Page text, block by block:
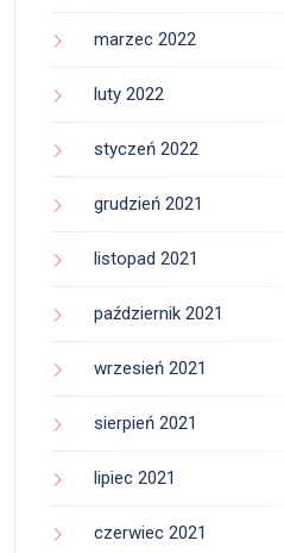
marzec 2022
luty 2022
styczeń 2022
grudzień 2021
listopad 2021
październik 2021
wrzesień 2021
sierpień 2021
lipiec 2021
czerwiec 2021